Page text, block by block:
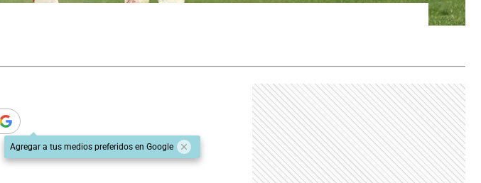
Agregar a tus medios preferidos en Google